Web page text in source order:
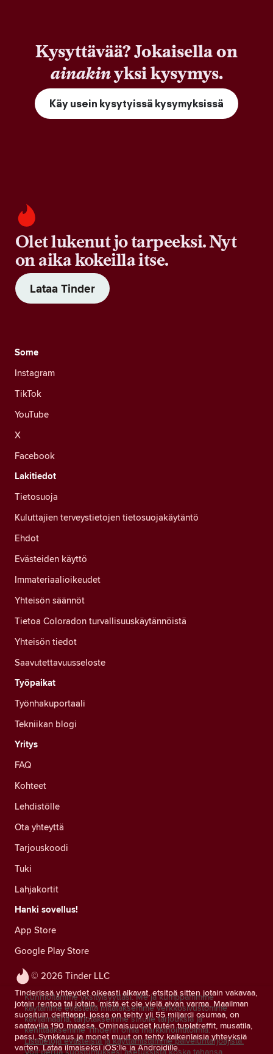
Kysyttävää? Jokaisella on
ainakinyksi kysymys.
Käy usein kysytyissä kysymyksissä
Olet lukenut jo tarpeeksi. Nyt
on aika kokeilla itse.
Lataa Tinder
© 2026 Tinder LLC
Tinderissä yhteydet oikeasti alkavat, etsitpä sitten jotain vakavaa,
jotain rentoa tai jotain, mistä et ole vielä aivan varma. Maailman
suosituin deittiappi, jossa on tehty yli 55 miljardi osumaa, on
saatavilla 190 maassa. Ominaisuudet kuten tuplatreffit, musatila,
passi, Synkkaus ja monet muut on tehty kaikenlaisia yhteyksiä
varten. Lataa ilmaiseksi iOS:lle ja Androidille.
Some
Instagram
TikTok
YouTube
X
Facebook
Lakitiedot
Tietosuoja
Kuluttajien terveystietojen tietosuojakäytäntö
Ehdot
Evästeiden käyttö
Immateriaalioikeudet
Yhteisön säännöt
Tietoa Coloradon turvallisuuskäytännöistä
Yhteisön tiedot
Saavutettavuusseloste
Työpaikat
Työnhakuportaali
Tekniikan blogi
Yritys
FAQ
Kohteet
Lehdistölle
Ota yhteyttä
Tarjouskoodi
Tuki
Lahjakortit
Hanki sovellus!
App Store
Google Play Store
Kunnioitamme yksityisyyttäsi. Me ja kumppanimme
käytämme evästeitä mitataksemme verkkosivustomme
kävijämääriä, tarjotaksemme sinulle tarjouksia ja
kehittääksemme Tinderin omia markkinointitoimia.
Lisätietoja evästeistä ja käyttämistämme palveluntarjoajista.
Voit perua suostumuksesi asetuksista koska tahansa.